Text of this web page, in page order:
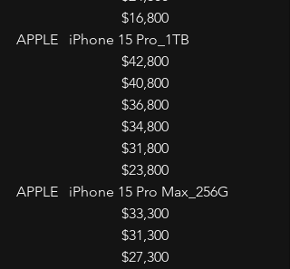
$16,800
APPLE   iPhone 15 Pro_1TB
$42,800
$40,800
$36,800
$34,800
$31,800
$23,800
APPLE   iPhone 15 Pro Max_256G
$33,300
$31,300
$27,300